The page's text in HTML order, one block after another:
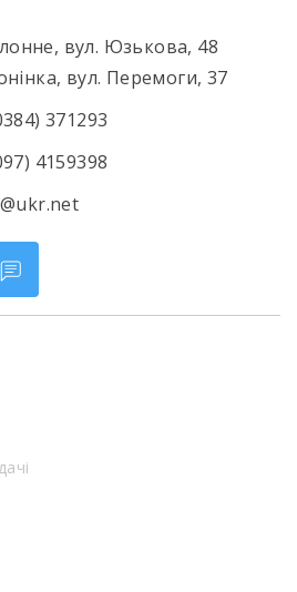
вул. Юзькова, 48
вул. Перемоги, 37
371293
4159398